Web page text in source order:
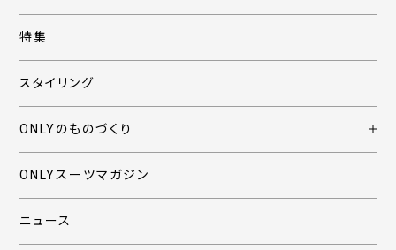
特集
スタイリング
ONLYのものづくり
ONLYスーツマガジン
ニュース